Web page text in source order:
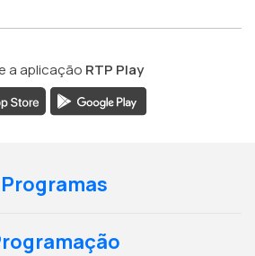
a aplicação RTP Play
Programas